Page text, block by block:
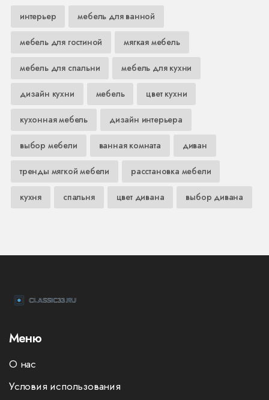
интерьер мебель для ванной
мебель для гостиной мягкая мебель
мебель для спальни мебель для кухни
дизайн кухни мебель цвет кухни
кухонная мебель дизайн интерьера
выбор мебели ванная комната диван
тренды мягкой мебели расстановка мебели
кухня спальня цвет дивана выбор дивана
Меню
О нас
Условия использования